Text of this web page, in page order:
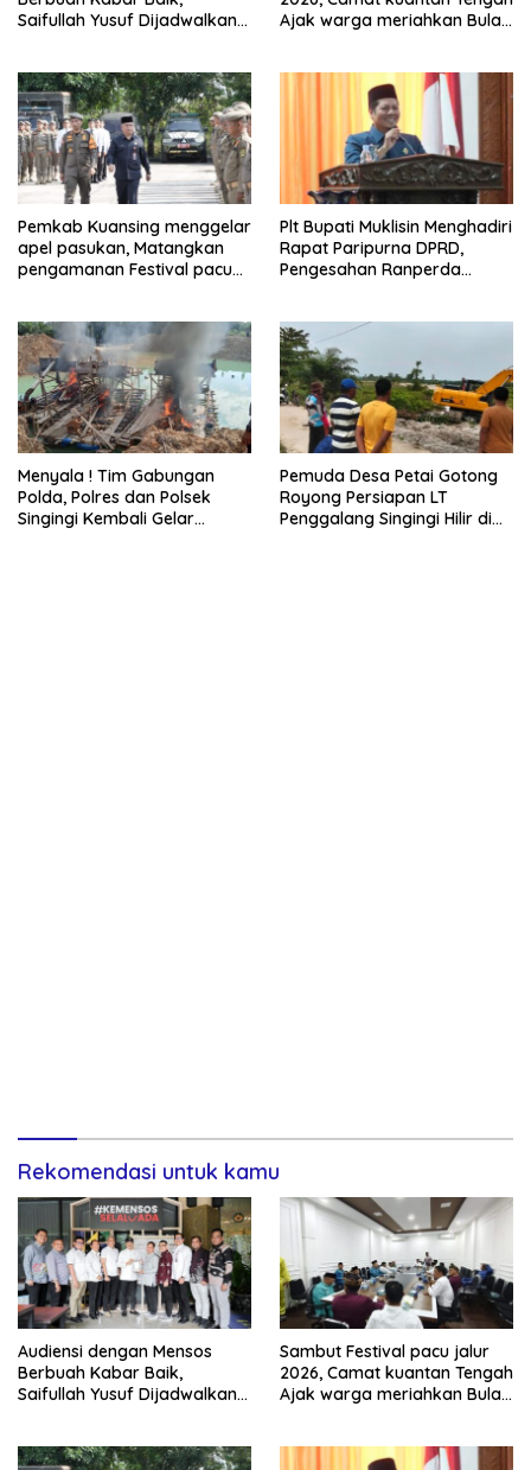
Saifullah Yusuf Dijadwalkan
Kuansing
Ajak warga meriahkan Bulan
Pemkab Kuansing menggelar
apel pasukan, Matangkan
pengamanan Festival pacu
Plt Bupati Muklisin Menghadiri
Rapat Paripurna DPRD,
Pengesahan Ranperda
Menyala ! Tim Gabungan
Polda, Polres dan Polsek
Singingi Kembali Gelar
Pemuda Desa Petai Gotong
Royong Persiapan LT
Penggalang Singingi Hilir di
Rekomendasi untuk kamu
Audiensi dengan Mensos
Berbuah Kabar Baik,
Saifullah Yusuf Dijadwalkan
Kuansing
Sambut Festival pacu jalur
2026, Camat kuantan Tengah
Ajak warga meriahkan Bulan